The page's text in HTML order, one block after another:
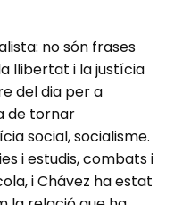
no són frases
llibertat i la justícia
del dia per a
de tornar
social, socialisme.
i estudis, combats i
i Chávez ha estat